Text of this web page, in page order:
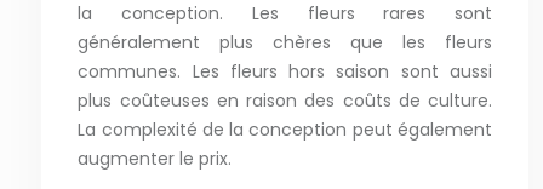
la conception. Les fleurs rares sont
généralement plus chères que les fleurs
communes. Les fleurs hors saison sont aussi
plus coûteuses en raison des coûts de culture.
La complexité de la conception peut également
augmenter le prix.